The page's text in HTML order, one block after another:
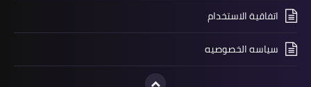
اتفاقية الاستخدام
سياسه الخصوصيه